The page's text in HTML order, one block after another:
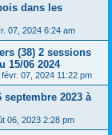
dans les
07, 2024 6:24 am
(38) 2 sessions
15/06 2024
févr. 07, 2024 11:22 pm
2023 à
06, 2023 2:28 pm